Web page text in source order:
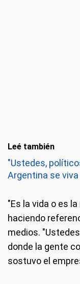
Leé también
"Ustedes,
Argentina se
"Es la vida o es
haciendo
medios.
donde la gente
sostuvo el